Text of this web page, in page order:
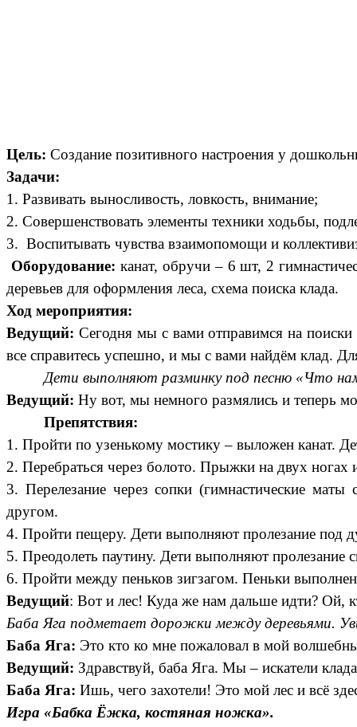
Цель: Создание позитивного настроения у
Задачи:
1. Развивать выносливость, ловкость, внимание;
2. Совершенствовать элементы техники ходьбы,
3. Воспитывать чувства взаимопомощи и
Оборудование: канат, обручи – 6 шт, 2
деревьев для оформления леса, схема поиска клада.
Ход мероприятия:
Ведущий: Сегодня мы с вами отправимся на
все справитесь успешно, и мы с вами найдём клад.
Дети выполняют разминку под песню «Что
Ведущий: Ну вот, мы немного размялись и теперь
Препятствия:
1. Пройти по узенькому мостику – выложен канат.
2. Перебраться через болото. Прыжки на двух ногах
3. Перелезание через сопки (гимнастические
другом.
4. Пройти пещеру. Дети выполняют пролезание под
5. Преодолеть паутину. Дети выполняют пролезание
6. Пройти между пеньков зигзагом. Пеньки
Ведущий: Вот и лес! Куда же нам дальше идти? Ой,
Баба Яга подметает дорожки между деревьями.
Баба Яга: Это кто ко мне пожаловал в мой
Ведущий: Здравствуй, баба Яга. Мы – искатели
Баба Яга: Ишь, чего захотели! Это мой лес и всё
Игра «Бабка Ёжка, костяная ножка».